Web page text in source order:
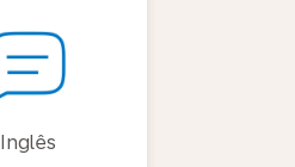
Inglês